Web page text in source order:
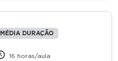
DURAÇÃO
16 horas/aula